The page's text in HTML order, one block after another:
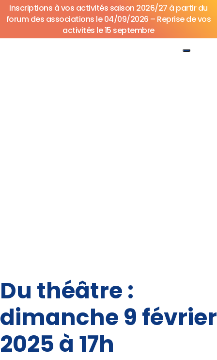
Inscriptions à vos activités saison 2026/27 à partir du
forum des associations le 04/09/2026 – Reprise de vos
activités le 15 septembre
Du théâtre :
dimanche 9 février
2025 à 17h